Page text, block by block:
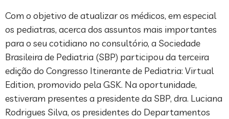
Com o objetivo de atualizar os médicos, em especial
os pediatras, acerca dos assuntos mais importantes
para o seu cotidiano no consultório, a Sociedade
Brasileira de Pediatria (SBP) participou da terceira
edição do Congresso Itinerante de Pediatria: Virtual
Edition, promovido pela GSK. Na oportunidade,
estiveram presentes a presidente da SBP, dra. Luciana
Rodrigues Silva, os presidentes do Departamentos